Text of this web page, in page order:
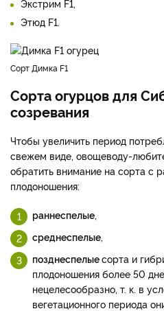
Экстрим F­1,
Этюд F­1.
Сорт Димка F1
Сорта огурцов для
созревания
Чтобы увеличить период
свежем виде, овощеводу-
обратить внимание на сорта с
плодоношения:
раннеспелые
среднеспелые
позднеспелыесорта и
плодоношения более 50
нецелесообразно, т. к. в
вегетационного периода